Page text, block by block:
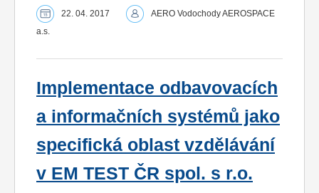
22. 04. 2017
AERO Vodochody AEROSPACE
a.s.
Implementace odbavovacích
a informačních systémů jako
specifická oblast vzdělávání
v EM TEST ČR spol. s r.o.